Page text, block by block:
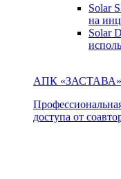
Solar
на
Solar
АПК «ЗАСТАВА»
доступа от